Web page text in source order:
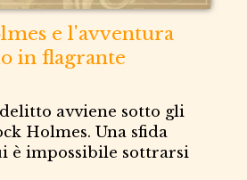
e l'avventura
in flagrante
avviene sotto gli
Holmes. Una sfida
è impossibile sottrarsi